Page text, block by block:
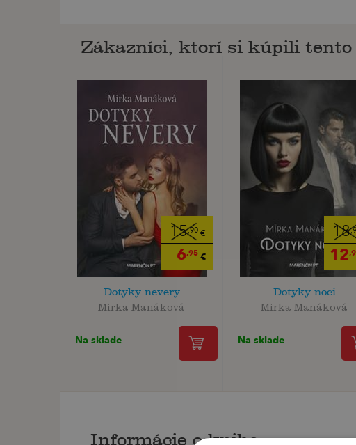
Zákazníci, ktorí si kúpili
15,90 €
6,95 €
Dotyky nevery
Mirka Manáková
Na sklade
18
12
Dotyky noci
Mirka Manáková
Na sklade
Informácie o knihe